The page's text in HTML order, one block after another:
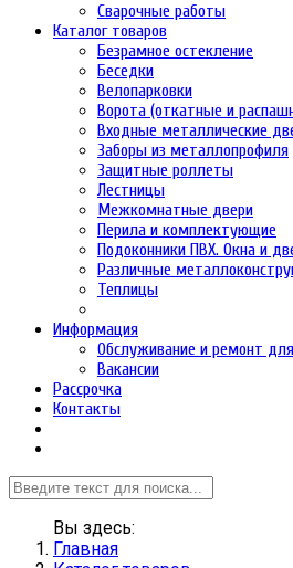
Сварочные работы
Каталог товаров
Безрамное остекление
Беседки
Велопарковки
Ворота (откатные и
Входные металлические
Заборы из металлопрофиля
Защитные роллеты
Лестницы
Межкомнатные двери
Перила и комплектующие
Подоконники ПВХ. Окна и
Различные
Теплицы
Информация
Обслуживание и ремонт
Вакансии
Рассрочка
Контакты
Вы здесь:
Главная